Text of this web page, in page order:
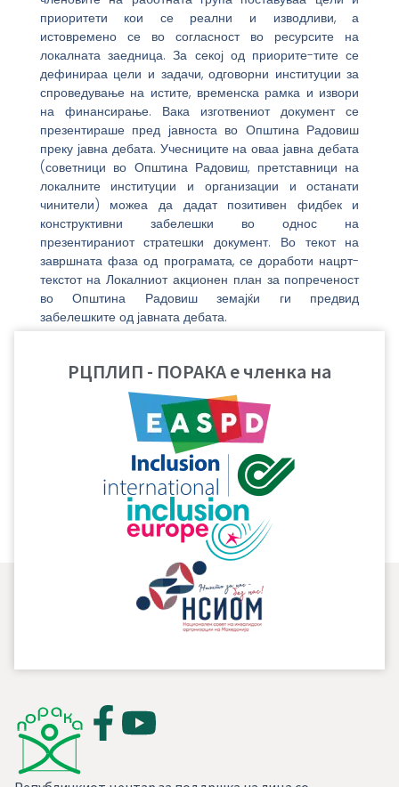
приоритети кои се реални и изводливи, а
истовремено се во согласност во ресурсите на
локалната заедница. За секој од приорите-тите се
дефинираа цели и задачи, одговорни институции за
спроведување на истите, временска рамка и извори
на финансирање. Вака изготвениот документ се
презентираше пред јавноста во Општина Радовиш
преку јавна дебата. Учесниците на оваа јавна дебата
(советници во Општина Радовиш, претставници на
локалните институции и организации и останати
чинители) можеа да дадат позитивен фидбек и
конструктивни забелешки во однос на
презентираниот стратешки документ. Во текот на
завршната фаза од програмата, се доработи нацрт-
текстот на Локалниот акционен план за попреченост
во Општина Радовиш земајќи ги предвид
забелешките од јавната дебата.
одржана на 25.03.2011 година, советниците
едногласно го усвоијаЛокалниот акционен план
унапредување на положбата на лицата со
попреченост во Општина Радовиш 2011 – 2013 година.
На 20.06.2011 година, РЦПЛИП – ПОРАКА и Општина
Радовиш одржаа промоција на Локалниот акционен
план во Радовиш.
РЦПЛИП - ПОРАКА е членка на